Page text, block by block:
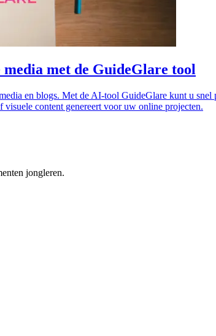
met de GuideGlare tool
en blogs. Met de AI-tool GuideGlare kunt u
content genereert voor uw online projecten.
jongleren.